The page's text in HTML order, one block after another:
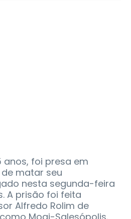
anos, foi presa em
matar seu
nesta segunda-feira
A prisão foi feita
Alfredo Rolim de